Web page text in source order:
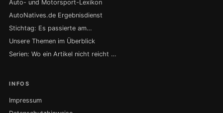
Auto- und Motorsport-Lexikon
AutoNatives.de Ergebnisdienst
Stichtag: Es passierte am…
Unsere Themen im Überblick
Serien: Wo ein Artikel nicht reicht …
INFOS
Impressum